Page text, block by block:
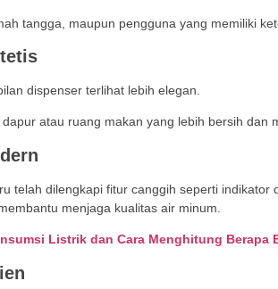
tangga, maupun pengguna yang memiliki
dispenser terlihat lebih elegan.
atau ruang makan yang lebih bersih dan
telah dilengkapi fitur canggih seperti indikator
menjaga kualitas air minum.
Listrik dan Cara Menghitung Berapa